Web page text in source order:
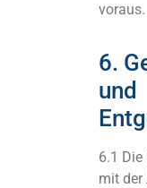
voraus.
6.
und
6.1
mit der